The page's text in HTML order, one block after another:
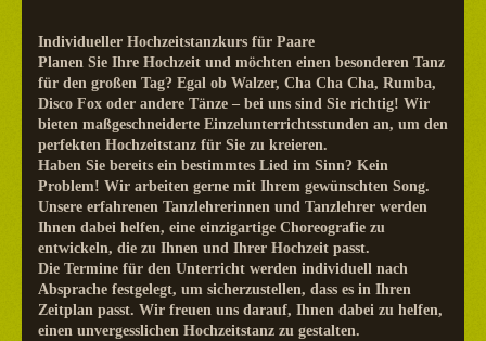
Individueller Hochzeitstanzkurs für Paare
Planen Sie Ihre Hochzeit und möchten einen besonderen Tanz
für den großen Tag? Egal ob Walzer, Cha Cha Cha, Rumba,
Disco Fox oder andere Tänze – bei uns sind Sie richtig! Wir
bieten maßgeschneiderte Einzelunterrichtsstunden an, um den
perfekten Hochzeitstanz für Sie zu kreieren.
Haben Sie bereits ein bestimmtes Lied im Sinn? Kein
Problem! Wir arbeiten gerne mit Ihrem gewünschten Song.
Unsere erfahrenen Tanzlehrerinnen und Tanzlehrer werden
Ihnen dabei helfen, eine einzigartige Choreografie zu
entwickeln, die zu Ihnen und Ihrer Hochzeit passt.
Die Termine für den Unterricht werden individuell nach
Absprache festgelegt, um sicherzustellen, dass es in Ihren
Zeitplan passt. Wir freuen uns darauf, Ihnen dabei zu helfen,
einen unvergesslichen Hochzeitstanz zu gestalten.